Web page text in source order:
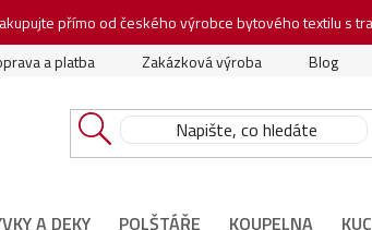
přímo od českého výrobce bytového textilu s
a platba
Zakázková výroba Blog
A DEKY POLŠTÁŘE KOUPELNA